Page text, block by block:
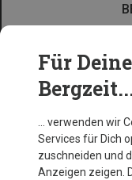
Für
… verwenden wir
Services für Dich
zuschneiden und
Anzeigen zeigen.